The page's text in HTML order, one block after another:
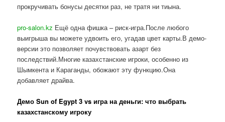
прокручивать бонусы десятки раз, не тратя ни тиына.
pro-salon.kz Ещё одна фишка – риск-игра.После любого
выигрыша вы можете удвоить его, угадав цвет карты.В демо-
версии это позволяет почувствовать азарт без
последствий.Многие казахстанские игроки, особенно из
Шымкента и Караганды, обожают эту функцию.Она
добавляет драйва.
Демо Sun of Egypt 3 vs игра на деньги: что выбрать
казахстанскому игроку